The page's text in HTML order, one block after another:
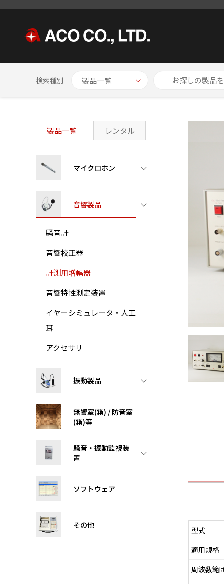
検索種別
HOME 製品一覧 計測用増幅器 計測用増幅器 TYPE6030A
製品一覧 レンタル
マイクロホン
音響製品
騒音計
音響校正器
計測用増幅器
音響特性測定装置
イヤーシミュレータ・人工
耳
アクセサリ
振動製品
無響室(箱) / 防音室
(箱)等
騒音・振動監視装
置
ソフトウェア
その他
型式
適用規格
周波数範